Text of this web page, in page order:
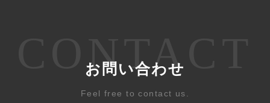
CONTACT
お問い合わせ
Feel free to contact us.